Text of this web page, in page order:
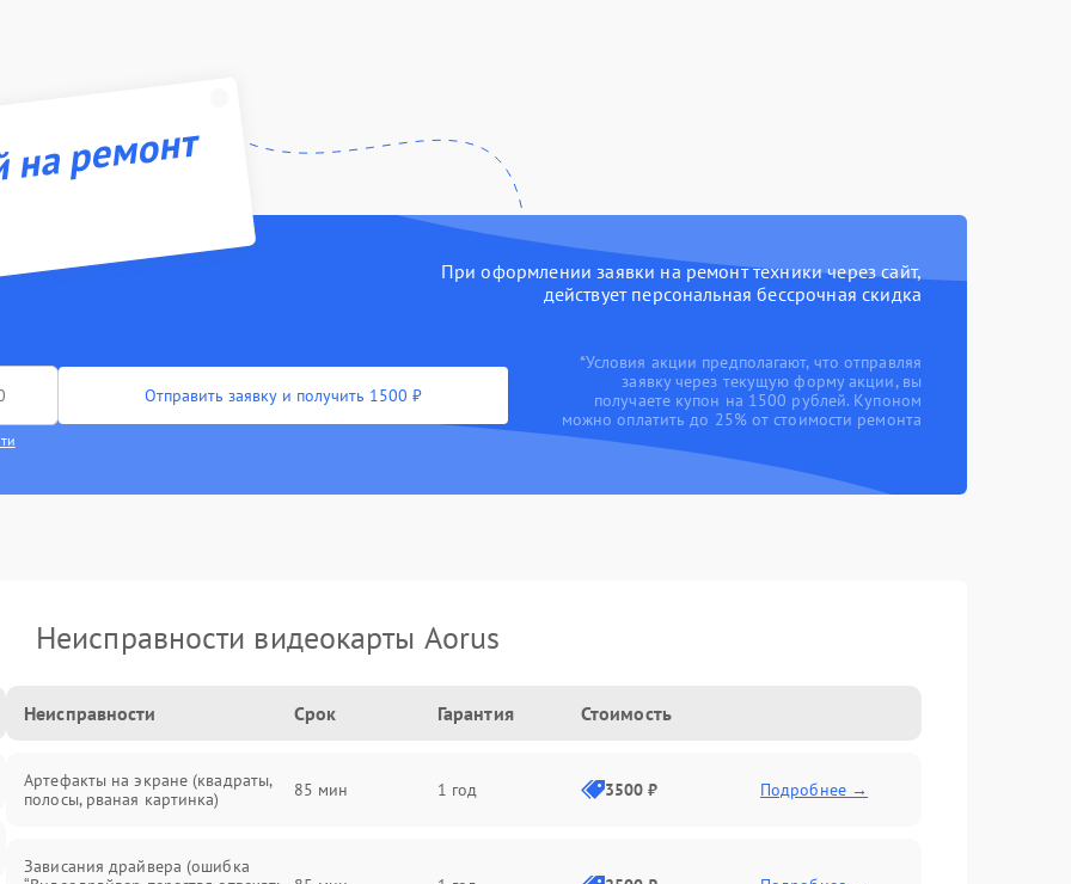
ремонт
При оформлении заявки на ремонт техники через сайт,
действует персональная бессрочная скидка
Отправить заявку и получить 1500 ₽
*Условия акции предполагают, что отправляя
заявку через текущую форму акции, вы
получаете купон на 1500 рублей. Купоном
можно оплатить до 25% от стоимости ремонта
Неисправности видеокарты Aorus
Неисправности Срок Гарантия Стоимость
Артефакты на экране (квадраты,
полосы, рваная картинка)
85 мин 1 год 3500 ₽ Подробнее →
Зависания драйвера (ошибка